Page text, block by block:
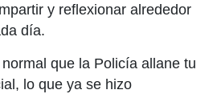
y reflexionar alrededor
día.
que la Policía allane tu
lo que ya se hizo